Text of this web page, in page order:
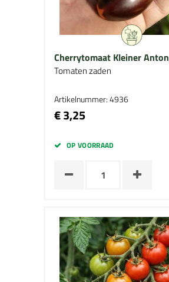
Cherrytomaat Kleiner Anton
Tomaten zaden
Artikelnummer: 4936
€ 3,25
OP VOORRAAD